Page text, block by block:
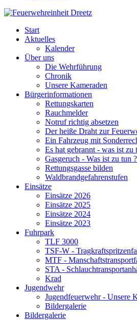
Start
Aktuelles
Kalender
Über uns
Die Wehrführung
Chronik
Unsere Kameraden
Bürgerinformationen
Rettungskarten
Rauchmelder
Notruf richtig absetzen
Der heiße Draht zur
Ein Fahrzeug mit
Es hat gebrannt - was ist zu
Gasgeruch - Was ist zu tun ?
Rettungsgasse bilden
Waldbrandgefahrenstufen
Einsätze
Einsätze 2026
Einsätze 2025
Einsätze 2024
Einsätze 2023
Fuhrpark
TLF 3000
TSF-W -
MTF -
STA -
Krad
Jugendwehr
Jugendfeuerwehr - Unsere
Bildergalerie
Bildergalerie